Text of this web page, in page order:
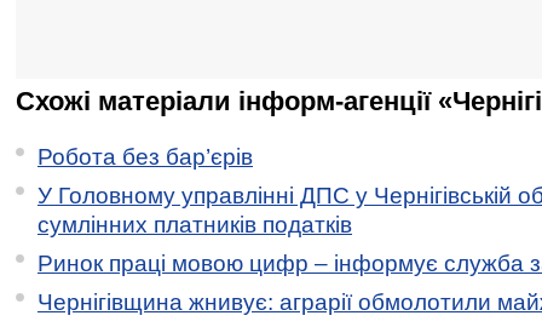
Схожі матеріали інформ-агенції
Робота без бар’єрів
У Головному управлінні ДПС у Чернігівській
сумлінних платників податків
Ринок праці мовою цифр – інформує служба
Чернігівщина жнивує: аграрії обмолотили